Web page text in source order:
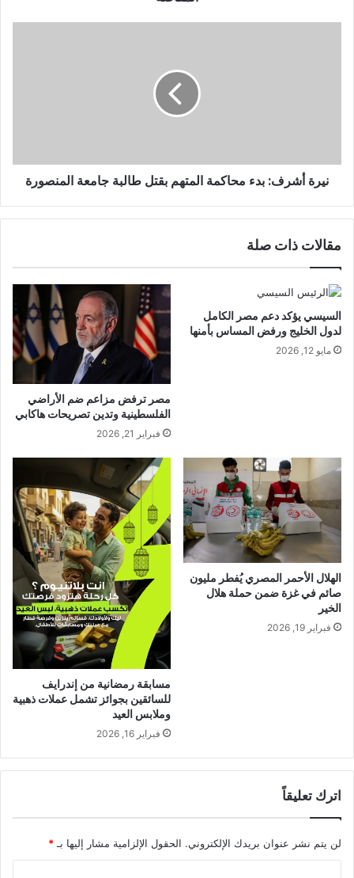
نيرة أشرف: بدء محاكمة المتهم بقتل طالبة جامعة المنصورة
مقالات ذات صلة
السيسي يؤكد دعم مصر الكامل
لدول الخليج ورفض المساس بأمنها
مايو 12, 2026
مصر ترفض مزاعم ضم الأراضي
الفلسطينية وتدين تصريحات هاكابي
فبراير 21, 2026
الهلال الأحمر المصري يُفطر مليون
صائم في غزة ضمن حملة هلال
الخير
فبراير 19, 2026
مسابقة رمضانية من إندرايف
للسائقين بجوائز تشمل عملات ذهبية
وملابس العيد
فبراير 16, 2026
اترك تعليقاً
لن يتم نشر عنوان بريدك الإلكتروني. الحقول الإلزامية مشار إليها بـ *